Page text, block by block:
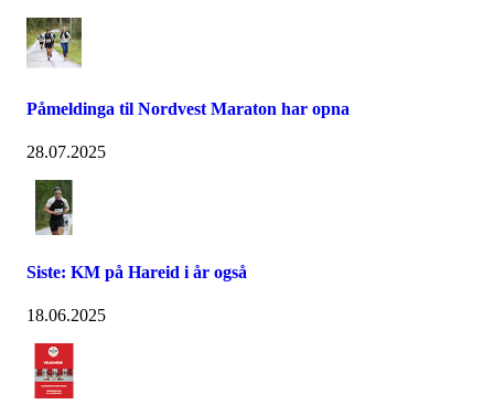
Påmeldinga til Nordvest Maraton har opna
28.07.2025
Siste: KM på Hareid i år også
18.06.2025